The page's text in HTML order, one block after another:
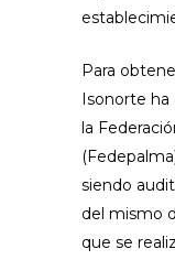
Para
Isonorte ha
la
siendo
del mismo
que se